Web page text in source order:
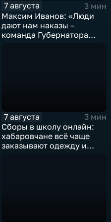
7 августа
3 мин
Максим Иванов: «Люди
дают нам наказы –
команда Губернатора
7 августа
3 мин
Сборы в школу онлайн:
хабаровчане всё чаще
заказывают одежду и